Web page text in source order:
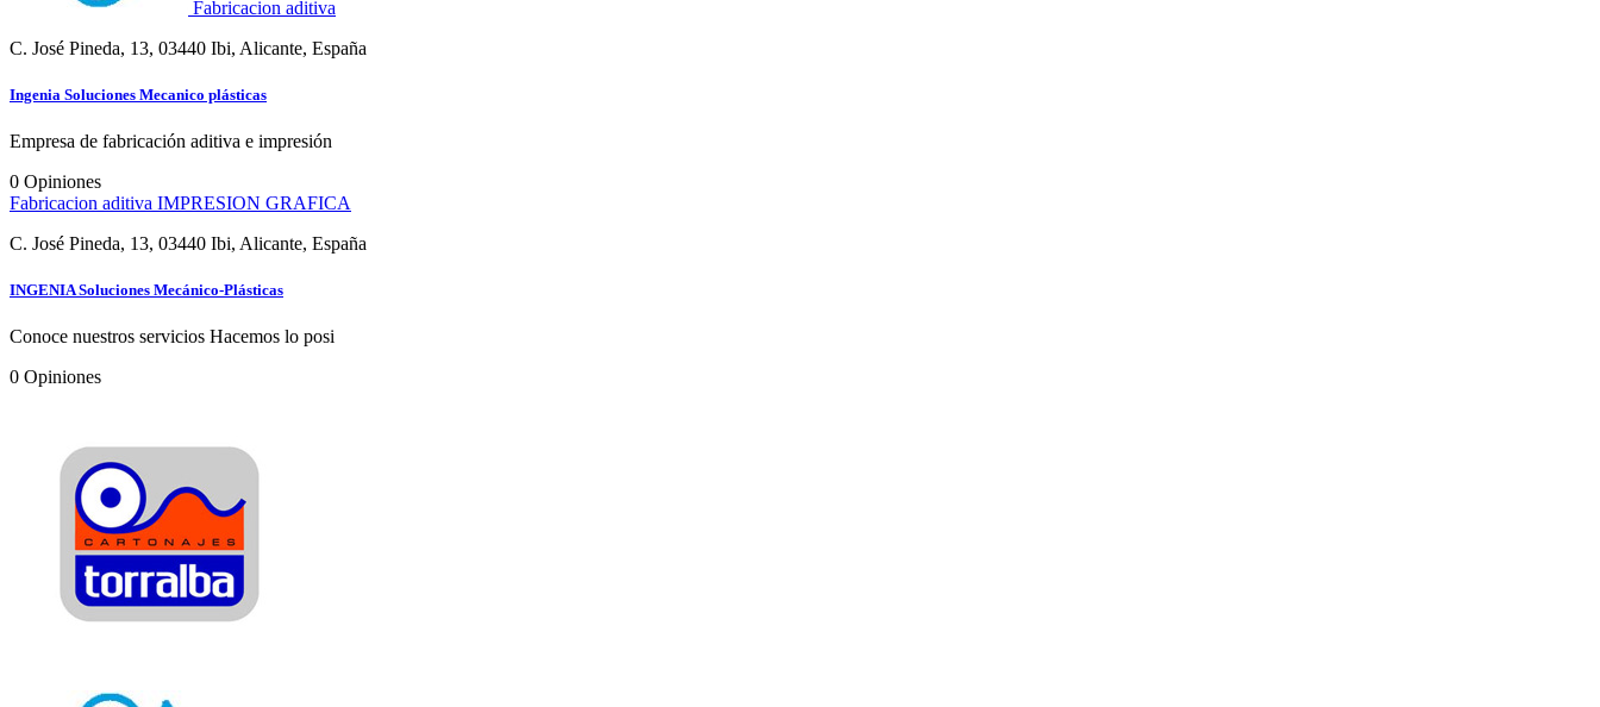
Fabricacion aditiva
C. José Pineda, 13, 03440 Ibi, Alicante, España
Ingenia Soluciones Mecanico plásticas
Empresa de fabricación aditiva e impresión
0 Opiniones
Fabricacion aditiva IMPRESION GRAFICA
C. José Pineda, 13, 03440 Ibi, Alicante, España
INGENIA Soluciones Mecánico-Plásticas
Conoce nuestros servicios Hacemos lo posi
0 Opiniones